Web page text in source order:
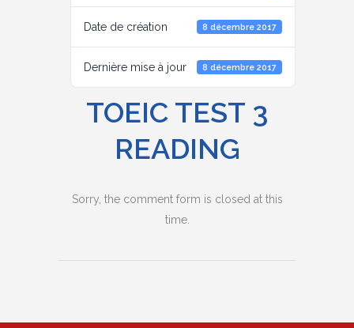
Date de création 8 décembre 2017
Dernière mise à jour 8 décembre 2017
TOEIC TEST 3
READING
Sorry, the comment form is closed at this
time.